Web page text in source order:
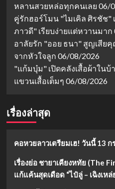
ฉาก
จูบ
ฟิน
จน
ติด
เท
รนด์
อันดับ
หลานสวยหล่อทุกคนเลย 06/
คู่รักฮอร์โมน "ไมเคิล ศิรชัช"
ภาวดี" เรียบง่ายแต่หวานมาก
อาลัยรัก "ออย ธนา" สูญเสีย
จากหัวใจลูก 06/08/2026
"แก้มบุ๋ม" เปิดคลังเสื้อผ้าใน
แขวนเสื้อเต็มๆ 06/08/2026
เรื่องล่าสุด
คอหวยลาวเตรียมเฮ! วันนี้ 13
เรื่องย่อ ชายาเคียงหทัย (The
แก้แค้นสุดเดือด “ไป๋ลู่ – เฉิงเห